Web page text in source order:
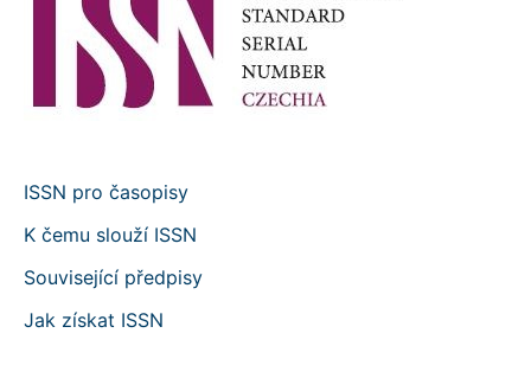
ISSN pro časopisy
K čemu slouží ISSN
Související předpisy
Jak získat ISSN